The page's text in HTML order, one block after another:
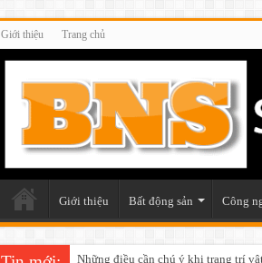
Giới thiệu Trang chủ
Giới thiệu Bất động sản Công
Những điều cần chú ý khi trang trí